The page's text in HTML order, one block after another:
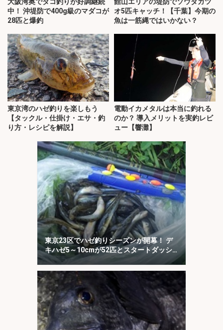
中！ 沖堤防で400g級のマダコが
28匹と爆釣
オ5匹キャッチ！【千葉】今期の
魚は一筋縄ではいかない？
東京湾のハゼ釣りを楽しもう
【タックル・仕掛け・エサ・釣
り方・レシピを解説】
電動イカメタルは本当に釣れる
のか？ 導入メリットを実釣レビ
ュー【響灘】
東京23区でハゼ釣りシーズンが開幕！ デ
キハゼ5～10cmが52匹とスタートダッシ
ュに成功